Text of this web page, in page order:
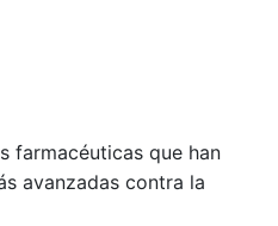
farmacéuticas que han
avanzadas contra la